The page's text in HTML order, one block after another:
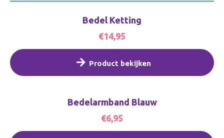
Bedel Ketting
€14,95
Product bekijken
Bedelarmband Blauw
€6,95